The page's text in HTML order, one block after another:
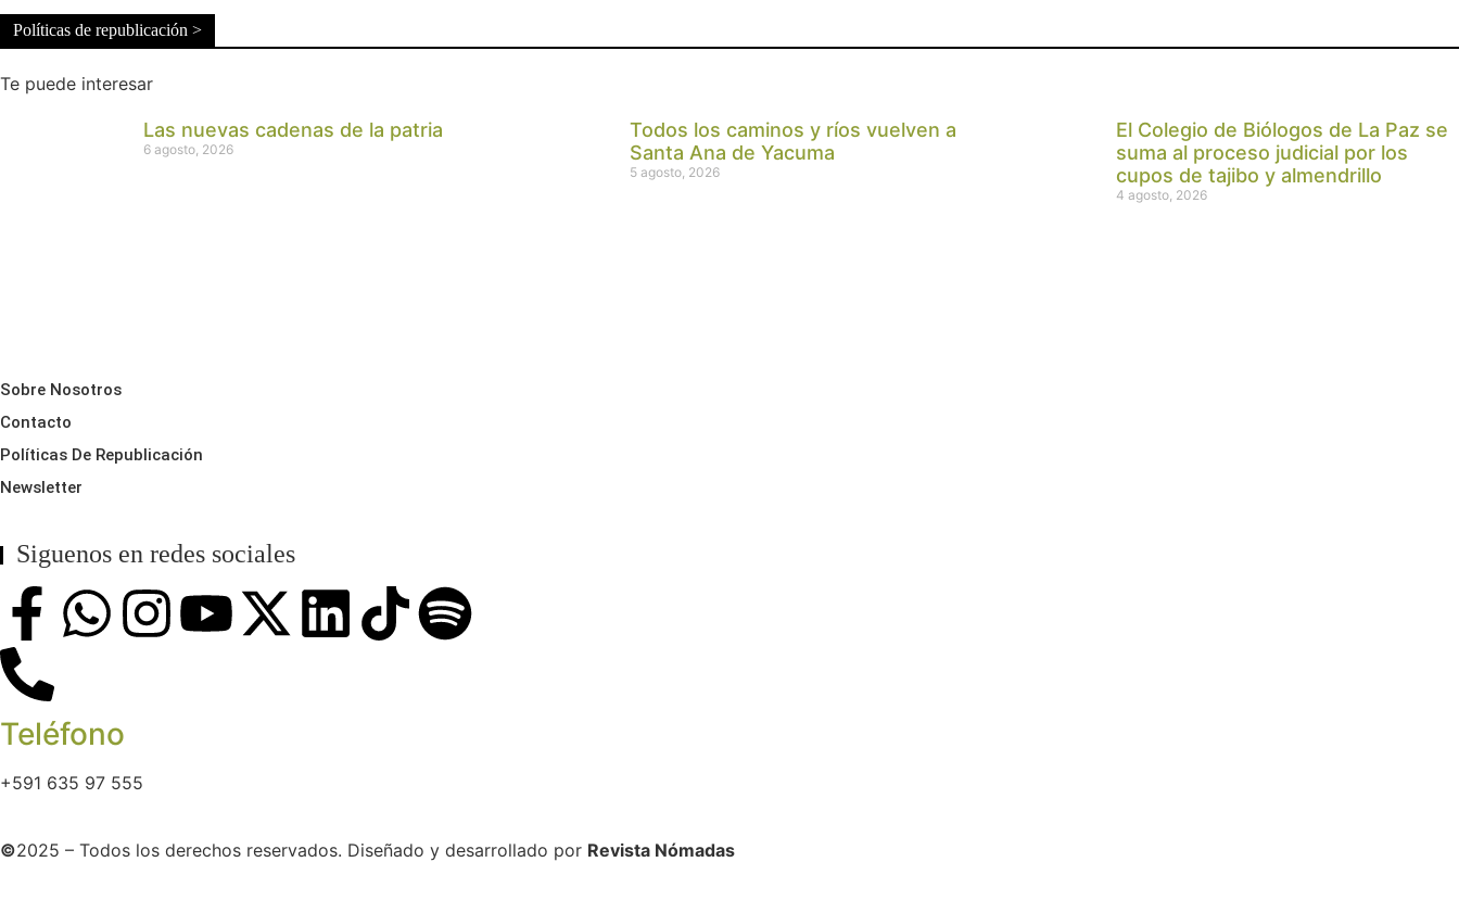
Políticas de republicación >
Te puede interesar
Las nuevas cadenas de la patria
6 agosto, 2026
Todos los caminos y ríos vuelven a
Santa Ana de Yacuma
5 agosto, 2026
El Colegio de Biólogos de La Paz se
suma al proceso judicial por los
cupos de tajibo y almendrillo
4 agosto, 2026
Sobre Nosotros
Contacto
Políticas De Republicación
Newsletter
Siguenos en redes sociales
Teléfono
+591 635 97 555
©2025 – Todos los derechos reservados. Diseñado y desarrollado por Revista Nómadas